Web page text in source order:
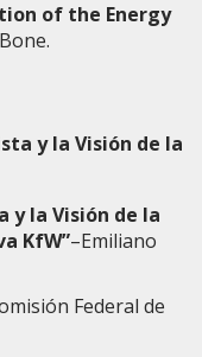
of the Energy
y la Visión de la
y la Visión de la
KfW”–Emiliano
Federal de